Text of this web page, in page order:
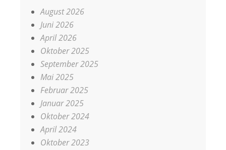
August 2026
Juni 2026
April 2026
Oktober 2025
September 2025
Mai 2025
Februar 2025
Januar 2025
Oktober 2024
April 2024
Oktober 2023